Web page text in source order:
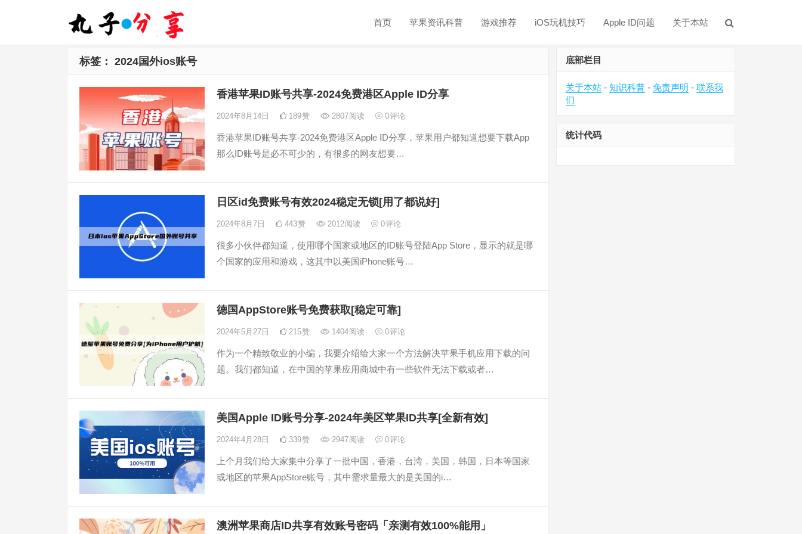
首页 苹果资讯科普 游戏推荐 iOS玩机技巧 Apple ID问题 关于本站
标签： 2024国外ios账号
香港苹果ID账号共享-2024免费港区Apple ID分享
2024年8月14日 189赞 2807阅读 0评论
香港苹果ID账号共享-2024免费港区Apple ID分享，苹果用户都知道想要下载App
那么ID账号是必不可少的，有很多的网友想要…
日区id免费账号有效2024稳定无锁[用了都说好]
2024年8月7日 443赞 2012阅读 0评论
很多小伙伴都知道，使用哪个国家或地区的ID账号登陆App Store，显示的就是哪
个国家的应用和游戏，这其中以美国iPhone账号…
德国AppStore账号免费获取[稳定可靠]
2024年5月27日 215赞 1404阅读 0评论
作为一个精致敬业的小编，我要介绍给大家一个方法解决苹果手机应用下载的问
题。我们都知道，在中国的苹果应用商城中有一些软件无法下载或者…
美国Apple ID账号分享-2024年美区苹果ID共享[全新有效]
2024年4月28日 339赞 2947阅读 0评论
上个月我们给大家集中分享了一批中国，香港，台湾，美国，韩国，日本等国家
或地区的苹果AppStore账号，其中需求量最大的是美国的i…
澳洲苹果商店ID共享有效账号密码「亲测有效100%能用」
底部栏目
关于本站 - 知识科普 - 免责声明 - 联系我
们
统计代码